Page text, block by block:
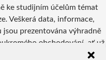
ke studijním účelům témat
Veškerá data, informace,
prezentována výhradně
obchodování, ať už